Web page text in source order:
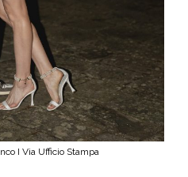
I Via Ufficio Stampa